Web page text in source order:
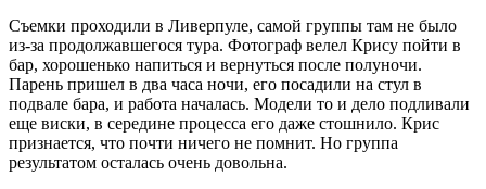
Съемки проходили в Ливерпуле, самой группы там не было
из-за продолжавшегося тура. Фотограф велел Крису пойти в
бар, хорошенько напиться и вернуться после полуночи.
Парень пришел в два часа ночи, его посадили на стул в
подвале бара, и работа началась. Модели то и дело подливали
еще виски, в середине процесса его даже стошнило. Крис
признается, что почти ничего не помнит. Но группа
результатом осталась очень довольна.